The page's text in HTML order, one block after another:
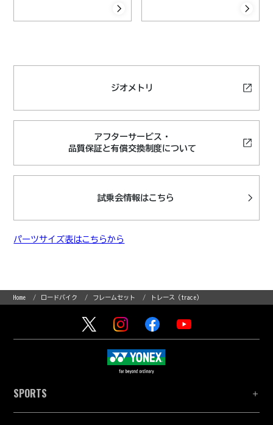
ジオメトリ
アフターサービス・
品質保証と有償交換制度について
試乗会情報はこちら
パーツサイズ表はこちらから
Home ロードバイク フレームセット トレース（trace)
SPORTS